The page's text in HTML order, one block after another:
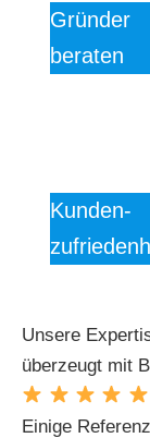
Gründer
beraten
Kunden-
Unsere
überzeugt mit
Einige